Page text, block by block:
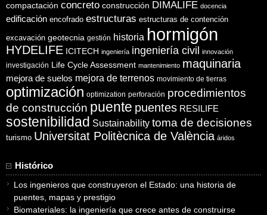
compactación concreto construcción DIMALIFE docencia
edificación encofrado estructuras estructuras de contención
excavación geotecnia gestión historia hormigón
HYDELIFE ICITECH ingeniería ingeniería civil innovación
investigación Life Cycle Assessment mantenimiento maquinaria
mejora de suelos mejora de terrenos movimiento de tierras
optimización optimization perforación procedimientos
de construcción puente puentes RESILIFE
sostenibilidad Sustainability toma de decisiones
turismo Universitat Politècnica de València áridos
Histórico
Los ingenieros que construyeron el Estado: una historia de
puentes, mapas y prestigio
Biomateriales: la ingeniería que crece antes de construirse